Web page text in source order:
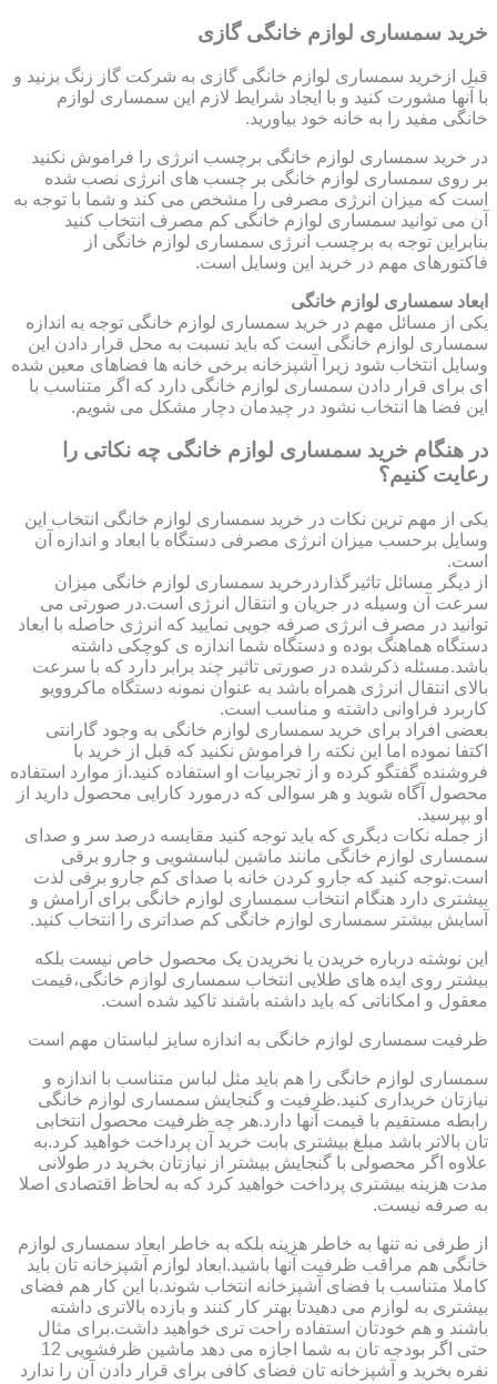
خرید سمساری لوازم خانگی گازی
قبل ازخرید سمساری لوازم خانگی گازی به شرکت گاز زنگ بزنید و
با آنها مشورت کنید و با ایجاد شرایط لازم این سمساری لوازم
خانگی مفید را به خانه خود بیاورید.
در خرید سمساری لوازم خانگی برچسب انرژی را فراموش نکنید
بر روی سمساری لوازم خانگی بر چسب های انرژی نصب شده
است که میزان انرژی مصرفی را مشخص می کند و شما با توجه به
آن می توانید سمساری لوازم خانگی کم مصرف انتخاب کنید
بنابراین توجه به برچسب انرژی سمساری لوازم خانگی از
فاکتورهای مهم در خرید این وسایل است.
ابعاد سمساری لوازم خانگی
یکی از مسائل مهم در خرید سمساری لوازم خانگی توجه به اندازه
سمساری لوازم خانگی است که باید نسبت به محل قرار دادن این
وسایل انتخاب شود زیرا آشپزخانه برخی خانه ها فضاهای معین شده
ای برای قرار دادن سمساری لوازم خانگی دارد که اگر متناسب با
این فضا ها انتخاب نشود در چیدمان دچار مشکل می شویم.
در هنگام خرید سمساری لوازم خانگی چه نکاتی را
رعایت کنیم؟
یکی از مهم ترین نکات در خرید سمساری لوازم خانگی انتخاب این
وسایل برحسب میزان انرژی مصرفی دستگاه با ابعاد و اندازه آن
است.
از دیگر مسائل تاثیرگذاردرخرید سمساری لوازم خانگی میزان
سرعت آن وسیله در جریان و انتقال انرژی است.در صورتی می
توانید در مصرف انرژی صرفه جویی نمایید که انرژی حاصله با ابعاد
دستگاه هماهنگ بوده و دستگاه شما اندازه ی کوچکی داشته
باشد.مسئله ذکرشده در صورتی تاثیر چند برابر دارد که با سرعت
بالای انتقال انرژی همراه باشد به عنوان نمونه دستگاه ماکروویو
کاربرد فراوانی داشته و مناسب است.
بعضی افراد برای خرید سمساری لوازم خانگی به وجود گارانتی
اکتفا نموده اما این نکته را فراموش نکنید که قبل از خرید با
فروشنده گفتگو کرده و از تجربیات او استفاده کنید.از موارد استفاده
محصول آگاه شوید و هر سوالی که درمورد کارایی محصول دارید از
او بپرسید.
از جمله نکات دیگری که باید توجه کنید مقایسه درصد سر و صدای
سمساری لوازم خانگی مانند ماشین لباسشویی و جارو برقی
است.توجه کنید که جارو کردن خانه با صدای کم جارو برقی لذت
بیشتری دارد هنگام انتخاب سمساری لوازم خانگی برای آرامش و
آسایش بیشتر سمساری لوازم خانگی کم صداتری را انتخاب کنید.
این نوشته درباره خریدن یا نخریدن یک محصول خاص نیست بلکه
بیشتر روی ایده های طلایی انتخاب سمساری لوازم خانگی،قیمت
معقول و امکاناتی که باید داشته باشند تاکید شده است.
ظرفیت سمساری لوازم خانگی به اندازه سایز لباستان مهم است
سمساری لوازم خانگی را هم باید مثل لباس متناسب با اندازه و
نیازتان خریداری کنید.ظرفیت و گنجایش سمساری لوازم خانگی
رابطه مستقیم با قیمت آنها دارد.هر چه ظرفیت محصول انتخابی
تان بالاتر باشد مبلغ بیشتری بابت خرید آن پرداخت خواهید کرد.به
علاوه اگر محصولی با گنجایش بیشتر از نیازتان بخرید در طولانی
مدت هزینه بیشتری پرداخت خواهید کرد که به لحاظ اقتصادی اصلا
به صرفه نیست.
از طرفی نه تنها به خاطر هزینه بلکه به خاطر ابعاد سمساری لوازم
خانگی هم مراقب ظرفیت آنها باشید.ابعاد لوازم آشپزخانه تان باید
کاملا متناسب با فضای آشپزخانه انتخاب شوند.با این کار هم فضای
بیشتری به لوازم می دهیدتا بهتر کار کنند و بازده بالاتری داشته
باشند و هم خودتان استفاده راحت تری خواهید داشت.برای مثال
حتی اگر بودجه تان به شما اجازه می دهد ماشین ظرفشویی 12
نفره بخرید و آشپزخانه تان فضای کافی برای قرار دادن آن را ندارد